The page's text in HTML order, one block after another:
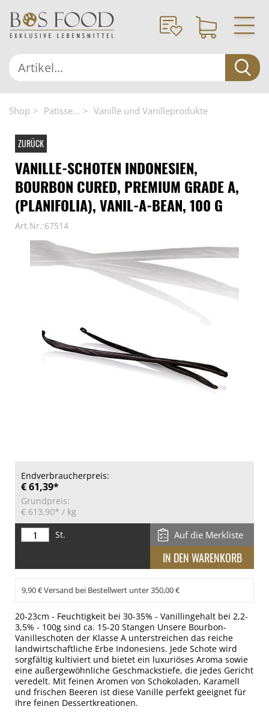
Shop Patisse... Vanille und Vanilleprodukte
ZURÜCK
VANILLE-SCHOTEN INDONESIEN,
BOURBON CURED, PREMIUM GRADE A,
(PLANIFOLIA), VANIL-A-BEAN, 100 G
Art.Nr.:67514
Endverbraucherpreis:
€ 61,39*
Grundpreis:
€ 613,90* / kg
St.
Auf die Merkliste
9,90 € Versand bei Bestellwert unter 350,00 €
20-23cm - Feuchtigkeit bei 30-35% - Vanillingehalt bei 2,2-
3,5% - 100g sind ca. 15-20 Stangen Unsere Bourbon-
Vanilleschoten der Klasse A unterstreichen das reiche
landwirtschaftliche Erbe Indonesiens. Jede Schote wird
sorgfältig kultiviert und bietet ein luxuriöses Aroma sowie
eine außergewöhnliche Geschmackstiefe, die jedes Gericht
veredelt. Mit feinen Aromen von Schokoladen, Karamell
und frischen Beeren ist diese Vanille perfekt geeignet für
Ihre feinen Dessertkreationen.